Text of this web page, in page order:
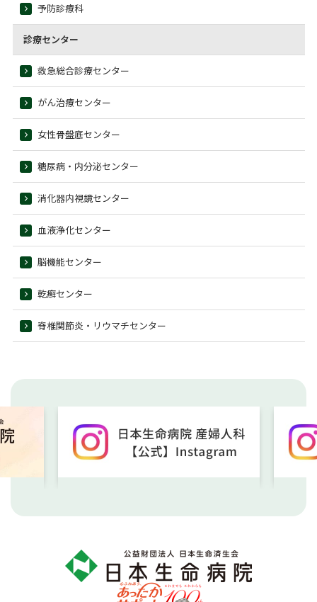
予防診療科
診療センター
救急総合診療センター
がん治療センター
女性骨盤底センター
糖尿病・内分泌センター
消化器内視鏡センター
血液浄化センター
脳機能センター
乾癬センター
脊椎関節炎・リウマチセンター